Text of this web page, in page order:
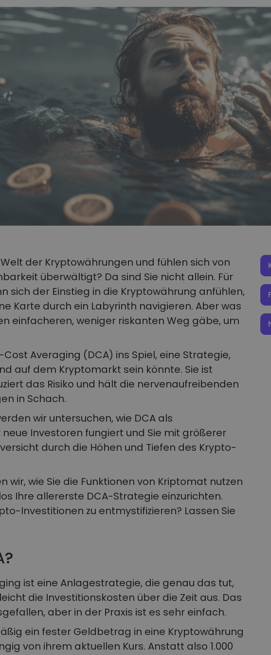
der Kryptowährungen und fühlen sich von
überwältigt? Da sind Sie nicht allein. Für
sich der Einstieg in die Kryptowährung anfühlen,
Karte durch ein Labyrinth navigieren. Aber was
einfacheren, weniger riskanten Weg gäbe, um
Averaging (DCA) ins Spiel, eine Strategie,
auf dem Kryptomarkt sein könnte. Sie ist
das Risiko und hält die nervenaufreibenden
in Schach.
wir untersuchen, wie DCA als
neue Investoren fungiert und Sie mit größerer
durch die Höhen und Tiefen des Krypto-
wir, wie Sie die Funktionen von Kriptomat nutzen
Ihre allererste DCA-Strategie einzurichten.
Investitionen zu entmystifizieren? Lassen Sie
ist eine Anlagestrategie, die genau das tut,
die Investitionskosten über die Zeit aus. Das
aber in der Praxis ist es sehr einfach.
ein fester Geldbetrag in eine Kryptowährung
von ihrem aktuellen Kurs. Anstatt also 1.000